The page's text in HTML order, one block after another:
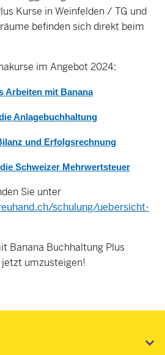
Kurse in Weinfelden / TG und
befinden sich direkt beim
im Angebot 2024:
Arbeiten mit Banana
Anlagebuchhaltung
und Erfolgsrechnung
Schweizer Mehrwertsteuer
Sie unter
schulung/uebersicht-
Banana Buchhaltung Plus
umzusteigen!